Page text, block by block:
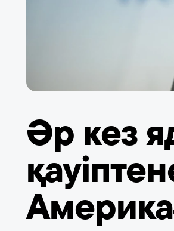
Әр кез